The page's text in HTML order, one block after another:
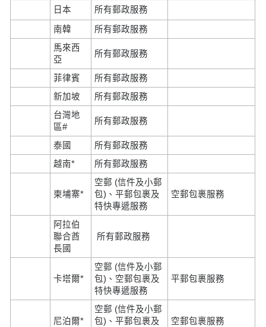
日本
所有郵政服務
南韓
所有郵政服務
馬來西
亞
所有郵政服務
菲律賓
所有郵政服務
新加坡
所有郵政服務
台灣地
區#
所有郵政服務
泰國
所有郵政服務
越南*
所有郵政服務
柬埔寨*
空郵 (信件及小郵
包)、平郵包裹及
特快專遞服務
空郵包裹服務
阿拉伯
聯合酋
長國
所有郵政服務
卡塔爾*
空郵 (信件及小郵
包)、空郵包裹及
特快專遞服務
平郵包裹服務
尼泊爾*
空郵 (信件及小郵
包)、平郵包裹及
空郵包裹服務